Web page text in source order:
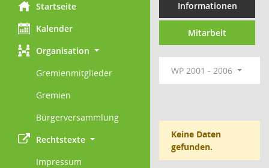
Startseite
Kalender
Organisation
Gremienmitglieder
Gremien
Bürgerversammlung
Rechtstexte
Impressum
Informationen
Mitarbeit
WP 2001 - 2006
Keine Daten
gefunden.